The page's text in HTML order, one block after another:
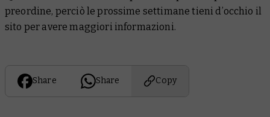
preordine, perciò le prossime settimane tieni d’occhio il
sito per avere maggiori informazioni.
Share Share Copy